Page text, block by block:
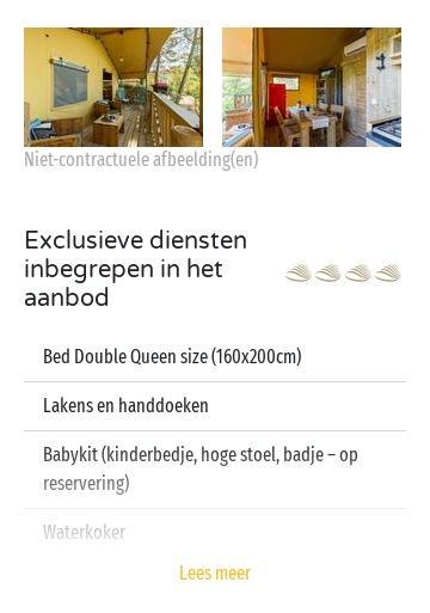
Niet-contractuele afbeelding(en)
Exclusieve diensten
inbegrepen in het
aanbod
Bed Double Queen size (160x200cm)
Lakens en handdoeken
Babykit (kinderbedje, hoge stoel, badje – op
reservering)
Waterkoker
Lees meer